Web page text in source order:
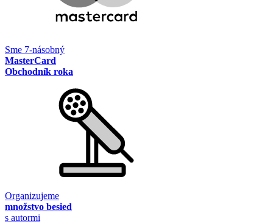
Sme 7-násobný
MasterCard
Obchodník roka
Organizujeme
množstvo besied
s autormi